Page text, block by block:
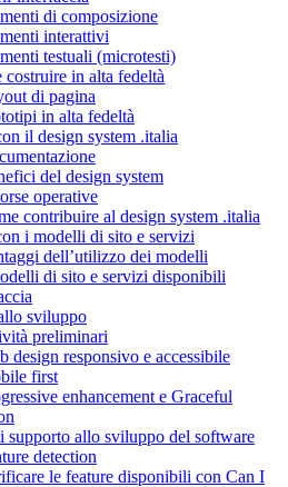
di composizione
interattivi
testuali (microtesti)
costruire in alta fedeltà
di pagina
in alta fedeltà
il design system .italia
del design system
operative
contribuire al design system .italia
i modelli di sito e servizi
dell’utilizzo dei modelli
di sito e servizi disponibili
sviluppo
preliminari
design responsivo e accessibile
first
enhancement e Graceful
supporto allo sviluppo del software
detection
le feature disponibili con Can I